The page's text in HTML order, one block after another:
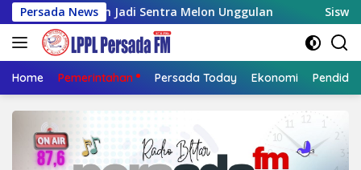
Langsung
ke
konten
Persada News
Jadi Sentra Melon Unggulan Siswa Terlibat
Home Pemerintahan Persada Today Ekonomi